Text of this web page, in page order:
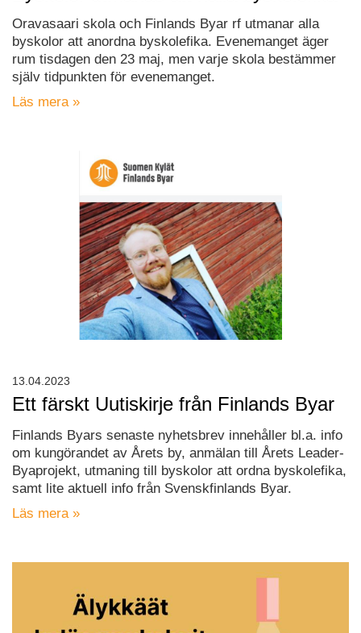
Oravasaari skola och Finlands Byar rf utmanar alla
byskolor att anordna byskolefika. Evenemanget äger
rum tisdagen den 23 maj, men varje skola bestämmer
själv tidpunkten för evenemanget.
Läs mera »
Ett färskt Uutiskirje från Finlands Byar
Finlands Byars senaste nyhetsbrev innehåller bl.a. info
om kungörandet av Årets by, anmälan till Årets Leader-
Byaprojekt, utmaning till byskolor att ordna byskolefika,
samt lite aktuell info från Svenskfinlands Byar.
Läs mera »
13.04.2023